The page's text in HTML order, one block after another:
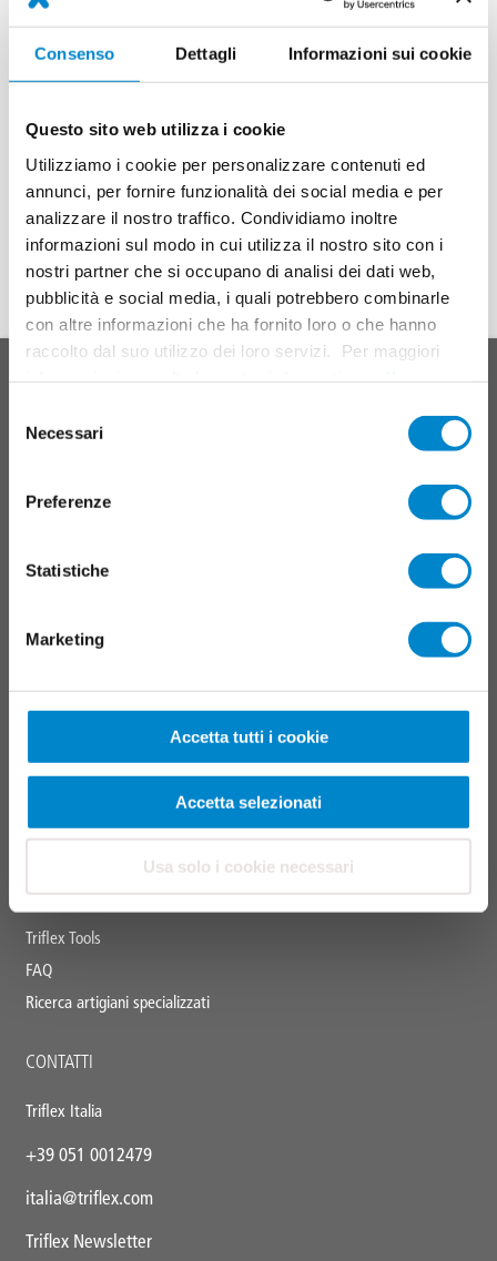
Consenso Dettagli Informazioni sui cookie
Questo sito web utilizza i cookie
Utilizziamo i cookie per personalizzare contenuti ed
annunci, per fornire funzionalità dei social media e per
analizzare il nostro traffico. Condividiamo inoltre
informazioni sul modo in cui utilizza il nostro sito con i
nostri partner che si occupano di analisi dei dati web,
pubblicità e social media, i quali potrebbero combinarle
con altre informazioni che ha fornito loro o che hanno
raccolto dal suo utilizzo dei loro servizi. Per maggiori
delNecessari
Preferenze
Statistiche
Marketing
Accetta tutti i cookie
Accetta selezionati
Usa solo i cookie necessari
Stand Nr. 72
Bruno-Kreisky-Platz 1
1220 Wien
Unsere Kollegen HerrMartin Kastl
gerne!
Wir freuen uns auf Sie!
In cima
Main
SISTEMI DI PRODOTTI
Tetti
Collegamenti, giunti e dettagli
CAMPI D'IMPIEGO
Resina liquida
TRIFLEX TOOLS
Centro download
Cataloghi delle prestazioni
Triflex Tools
FAQ
Ricerca artigiani specializzati
CONTATTI
Triflex Italia
+39 051 0012479
italia@triflex.com
Triflex Newsletter